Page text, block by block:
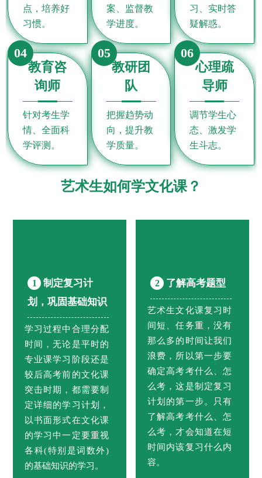
点，培养好
习惯。
案、监督教
学进度。
习、实时答
疑解惑。
04
教育咨
询师
针对考生学
情、全面科
学评测。
05
教研团
队
把握趋势动
向，提升教
学质量。
06
心理疏
导师
调节学生心
态、激发学
生斗志。
艺术生如何学文化课？
1
制定复习计
划，巩固基础知识
学习过程中合理分配
时间，无论是平时的
专业课学习阶段还是
较后高考前的文化课
突击时期，都需要制
定详细的学习计划，
以书面形式在文化课
的学习中一定要重视
各科(特别是词数外)
的基础知识的学习。
2 了解高考题型
艺术生文化课复习时
间短、任务重，没有
那么多的时间让我们
浪费，所以第一步要
确定高考考什么、怎
么考，这是制定复习
计划的第一步。只有
了解高考考什么、怎
么考，才会知道在短
时间内该复习什么内
容。